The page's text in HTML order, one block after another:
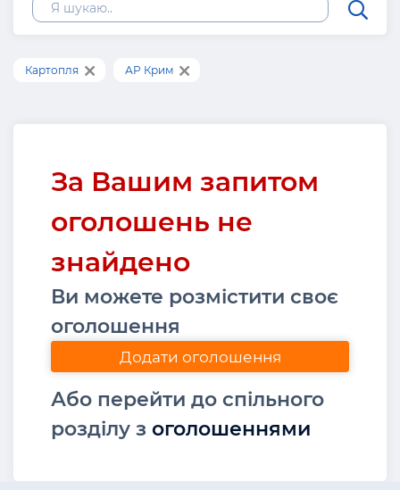
Картопля АР Крим
За Вашим запитом
оголошень не
знайдено
Ви можете розмістити своє
оголошення
Додати оголошення
Або перейти до спільного
розділу з оголошеннями